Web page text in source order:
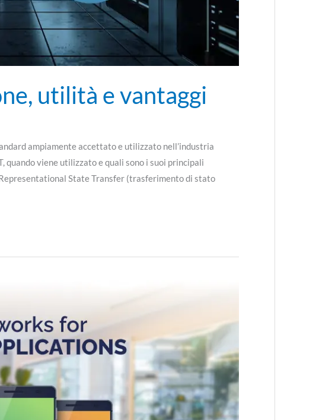
utilità e vantaggi
ampiamente accettato e utilizzato nell’industria
quando viene utilizzato e quali sono i suoi principali
Representational State Transfer (trasferimento di stato